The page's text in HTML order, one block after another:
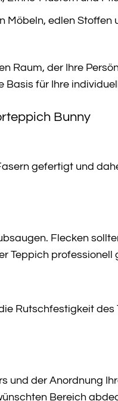
Möbeln, edlen
Raum, der Ihre
für Ihre
Bunny
gefertigt und
Flecken
Teppich professionell
Rutschfestigkeit des
und der Anordnung
Bereich